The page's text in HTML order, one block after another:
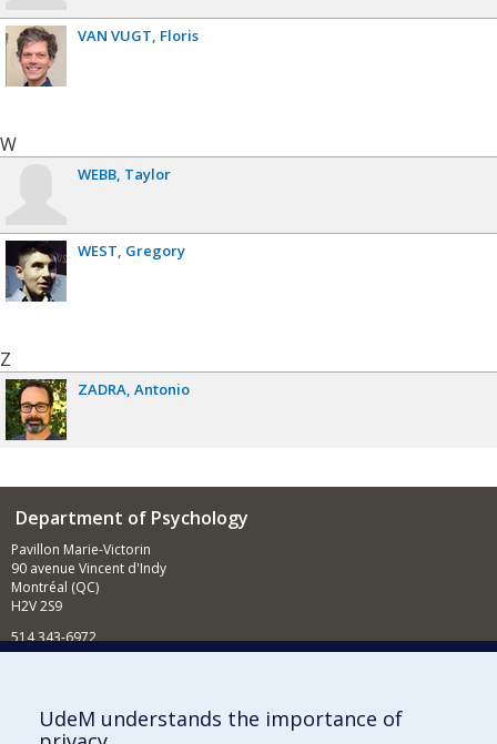
VAN VUGT Floris
W
WEBB Taylor
WEST Gregory
Z
ZADRA Antonio
Department of Psychology
Pavillon Marie-Victorin
90 avenue Vincent d'Indy
Montréal (QC)
H2V 2S9
514 343-6972
Supporting the Department
UdeM understands the importance of